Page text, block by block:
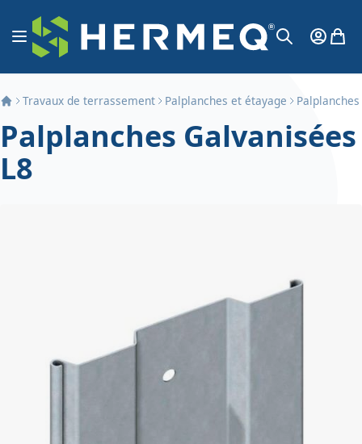
Aller au contenu
Affichage navigation
MonMon
Travaux de terrassement Palplanches et étayage
Palplanches Galvanisées
L8